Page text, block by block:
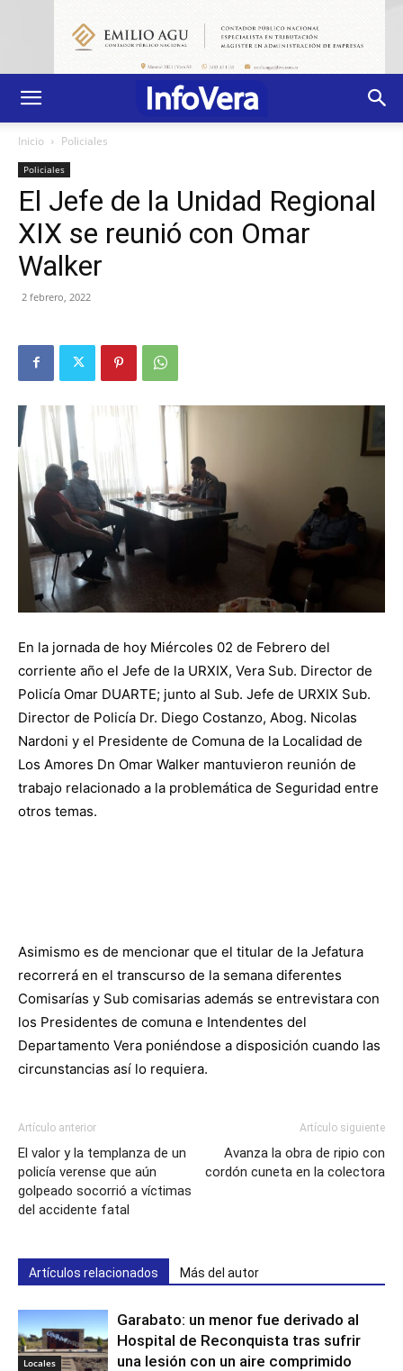
Inicio Policiales
Policiales
El Jefe de la Unidad Regional
XIX se reunió con Omar
Walker
2 febrero, 2022
En la jornada de hoy Miércoles 02 de Febrero del
corriente año el Jefe de la URXIX, Vera Sub. Director de
Policía Omar DUARTE; junto al Sub. Jefe de URXIX Sub.
Director de Policía Dr. Diego Costanzo, Abog. Nicolas
Nardoni y el Presidente de Comuna de la Localidad de
Los Amores Dn Omar Walker mantuvieron reunión de
trabajo relacionado a la problemática de Seguridad entre
otros temas.
Asimismo es de mencionar que el titular de la Jefatura
recorrerá en el transcurso de la semana diferentes
Comisarías y Sub comisarias además se entrevistara con
los Presidentes de comuna e Intendentes del
Departamento Vera poniéndose a disposición cuando las
circunstancias así lo requiera.
Artículo anterior
El valor y la templanza de un
policía verense que aún
golpeado socorrió a víctimas
del accidente fatal
Artículo siguiente
Avanza la obra de ripio con
cordón cuneta en la colectora
Artículos relacionados Más del autor
Locales
Garabato: un menor fue derivado al
Hospital de Reconquista tras sufrir
una lesión con un aire comprimido